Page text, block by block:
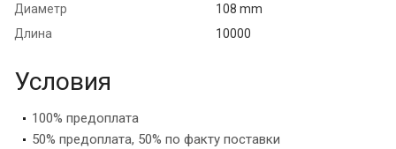
Диаметр
108 mm
Длина
10000
Условия
100% предоплата
50% предоплата, 50% по факту поставки